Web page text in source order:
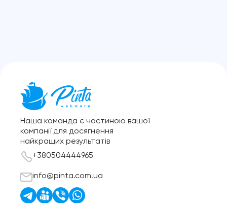
Наша команда є частиною вашої
компанії для досягнення
найкращих результатів
+380504444965
info@pinta.com.ua